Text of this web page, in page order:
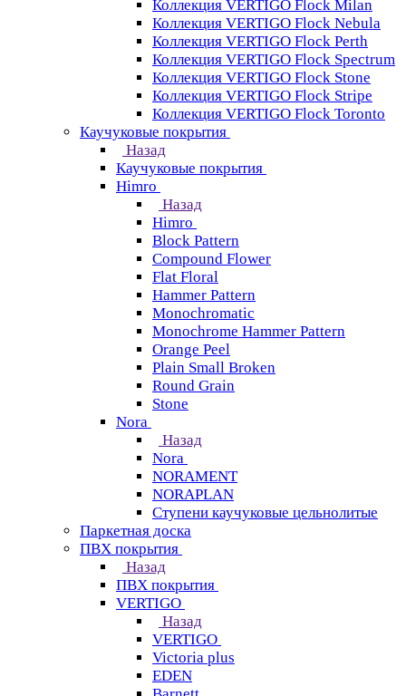
Коллекция VERTIGO Flock Milan
Коллекция VERTIGO Flock Nebula
Коллекция VERTIGO Flock Perth
Коллекция VERTIGO Flock Spectrum
Коллекция VERTIGO Flock Stone
Коллекция VERTIGO Flock Stripe
Коллекция VERTIGO Flock Toronto
Каучуковые покрытия
Назад
Каучуковые покрытия
Himro
Назад
Himro
Block Pattern
Compound Flower
Flat Floral
Hammer Pattern
Monochromatic
Monochrome Hammer Pattern
Orange Peel
Plain Small Broken
Round Grain
Stone
Nora
Назад
Nora
NORAMENT
NORAPLAN
Ступени каучуковые цельнолитые
Паркетная доска
ПВХ покрытия
Назад
ПВХ покрытия
VERTIGO
Назад
VERTIGO
Victoria plus
EDEN